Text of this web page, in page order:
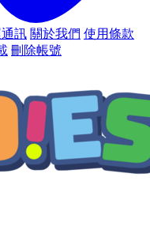
訊 關於我們 使用條款
刪除帳號